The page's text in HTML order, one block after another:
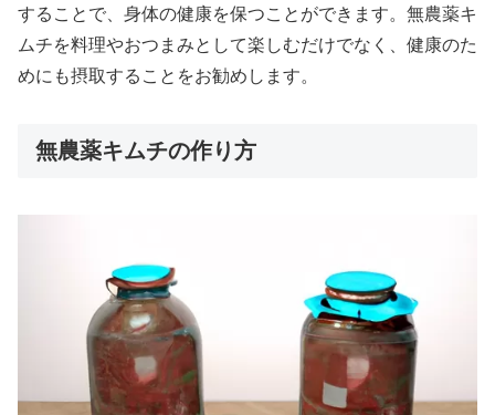
することで、身体の健康を保つことができます。無農薬キ
ムチを料理やおつまみとして楽しむだけでなく、健康のた
めにも摂取することをお勧めします。
無農薬キムチの作り方